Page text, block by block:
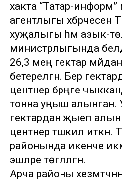
хакта “Татар-информ”
агентлыгы
хуҗалыгы һәм азык-
министрлыгында
26,3 мең гектар
бетерелгән. Бер
центнер бәрәңге
тонна уңыш алынган.
гектардан җыеп
центнер тәшкил иткән.
районында икенче
эшләре төгәлләгән.
Арча районы